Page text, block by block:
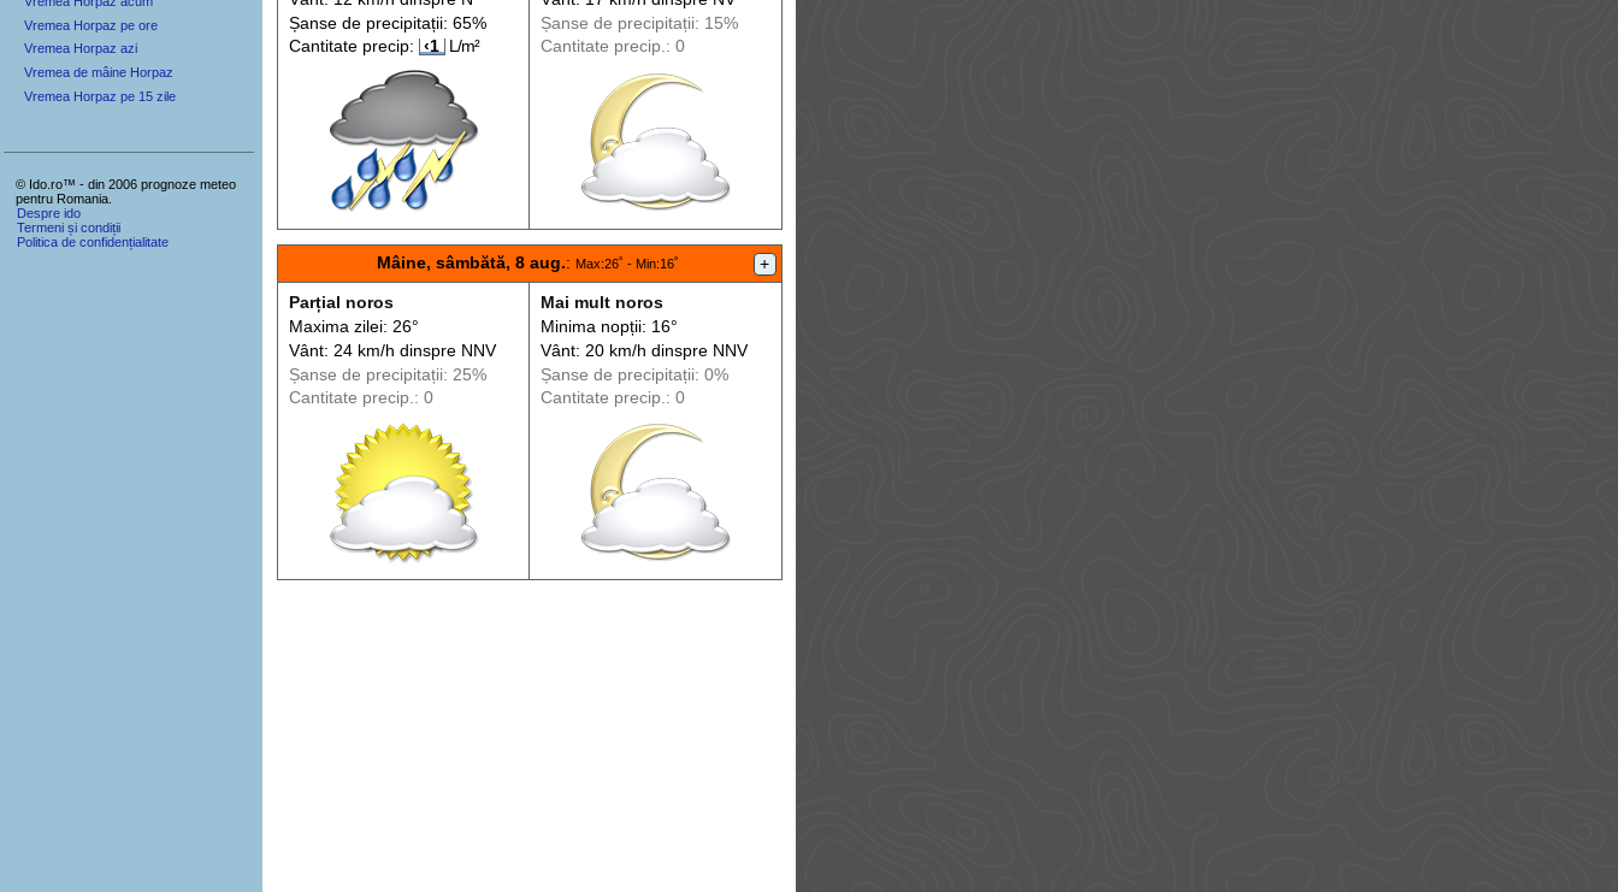
Șanse de precipitații: 65%
Cantitate precip:
‹1 L/m²
Șanse de precipitații: 15%
Cantitate precip.: 0
Mâine, sâmbătă, 8 aug.: Max:26˚ - Min:16˚ +
Parțial noros
Maxima zilei: 26°
Vânt: 24 km/h dinspreNNV
Șanse de precipitații: 25%
Cantitate precip.: 0
Mai mult noros
Minima nopții: 16°
Vânt: 20 km/h dinspreNNV
Șanse de precipitații: 0%
Cantitate precip.: 0
Vremea Horpaz pe ore
Vremea Horpaz azi
Vremea de mâine Horpaz
Vremea Horpaz pe 15 zile
© Ido.ro™ - din 2006 prognoze meteo
pentru Romania.
Despre ido
Termeni și condiții
Politica de confidențialitate